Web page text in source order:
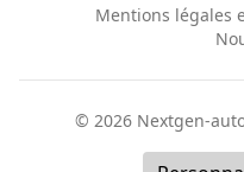
Mentions légales
© 2026 Nextgen-